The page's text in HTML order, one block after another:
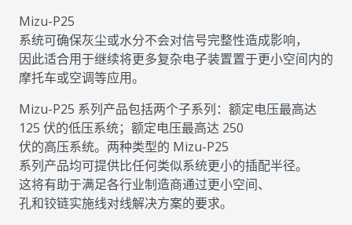
Mizu-P25
系统可确保灰尘或水分不会对信号完整性造成影响，
因此适合用于继续将更多复杂电子装置置于更小空间内的
摩托车或空调等应用。
Mizu-P25 系列产品包括两个子系列：额定电压最高达
125 伏的低压系统；额定电压最高达 250
伏的高压系统。两种类型的 Mizu-P25
系列产品均可提供比任何类似系统更小的插配半径。
这将有助于满足各行业制造商通过更小空间、
孔和铰链实施线对线解决方案的要求。